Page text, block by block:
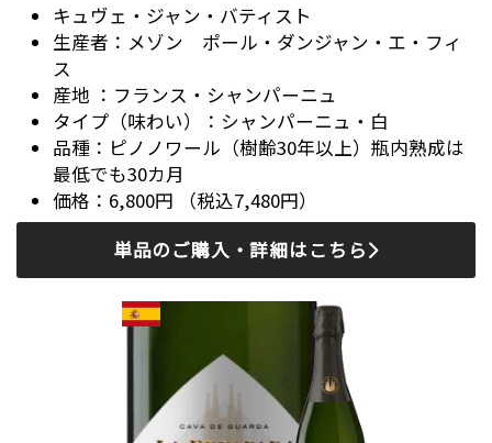
キュヴェ・ジャン・バティスト
メゾン ポール・ダンジャン・エ・フィ
ス
フランス・シャンパーニュ
シャンパーニュ・白
ピノノワール（樹齢30年以上）瓶内熟成は
最低でも30カ月
6,800円 （税込7,480円）
単品のご購入・詳細はこちら